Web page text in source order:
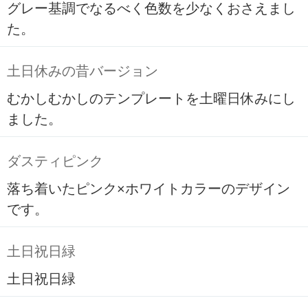
グレー基調でなるべく色数を少なくおさえまし
た。
土日休みの昔バージョン
むかしむかしのテンプレートを土曜日休みにし
ました。
ダスティピンク
落ち着いたピンク×ホワイトカラーのデザイン
です。
土日祝日緑
土日祝日緑